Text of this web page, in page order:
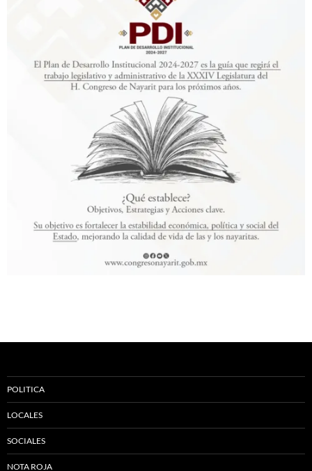
POLITICA
LOCALES
SOCIALES
NOTA ROJA